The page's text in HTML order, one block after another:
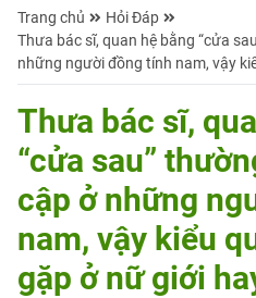
Trang chủ
Hỏi Đáp
Thưa bác sĩ, quan hệ bằng “cửa
những người đồng tính nam, vậy
Thưa bác sĩ,
“cửa sau”
cập ở những
nam, vậy kiểu
gặp ở nữ giới